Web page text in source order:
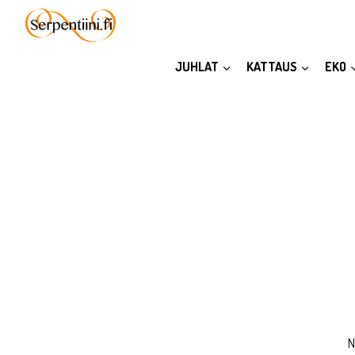
sisältöön
JUHLAT KATTAUS EKO